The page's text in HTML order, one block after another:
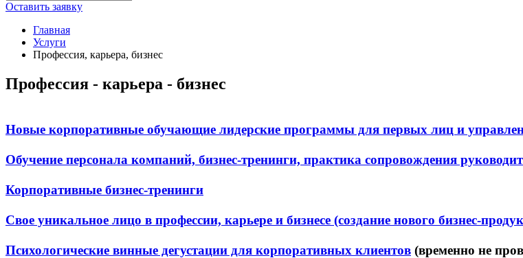
Оставить заявку
Главная
Услуги
Профессия, карьера, бизнес
Профессия - карьера - бизнес
Новые корпоративные обучающие лидерские программы для первых лиц и
Обучение персонала компаний, бизнес-тренинги, практика сопровождения
Корпоративные бизнес-тренинги
Свое уникальное лицо в профессии, карьере и бизнесе (создание нового бизнес-
Психологические винные дегустации для корпоративных клиентов (временно не